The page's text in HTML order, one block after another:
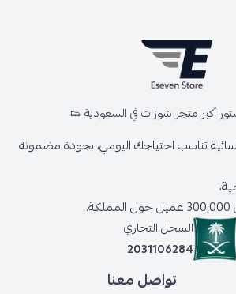
أكبر متجر شوزات في السعودية 👟
تناسب احتياجك اليومي، بجودة مضمونة
السجل التجاري
2031106284
تواصل معنا